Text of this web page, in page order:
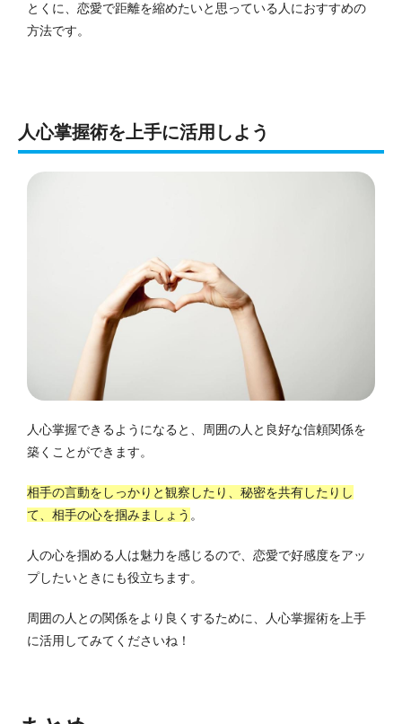
とくに、恋愛で距離を縮めたいと思っている人におすすめの
方法です。
人心掌握術を上手に活用しよう
人心掌握できるようになると、周囲の人と良好な信頼関係を
築くことができます。
相手の言動をしっかりと観察したり、秘密を共有したりし
て、相手の心を掴みましょう 。
人の心を掴める人は魅力を感じるので、恋愛で好感度をアッ
プしたいときにも役立ちます。
周囲の人との関係をより良くするために、人心掌握術を上手
に活用してみてくださいね！